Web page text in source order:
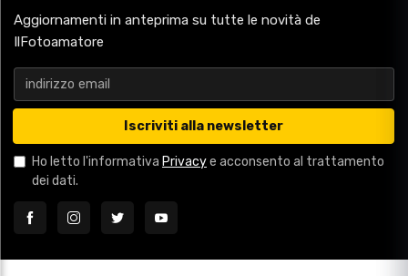
Aggiornamenti in anteprima su tutte le novità de
IlFotoamatore
Iscriviti alla newsletter
Ho letto l'informativa Privacye acconsento al trattamento
dei dati.